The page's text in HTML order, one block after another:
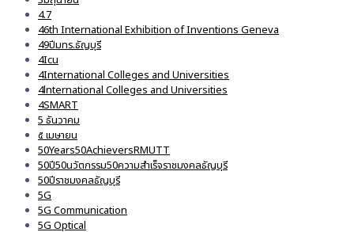
4.7
46th International Exhibition of Inventions Geneva
49ปีมทร.ธัญบุรี
4Icu
4International Colleges and Universities
4lnternational Colleges and Universities
4SMART
5 ธันวาคม
๕ เมษายน
50Years50AchieversRMUTT
50ปี50นวัตกรรม50ความสำเร็จราชมงคลธัญบุรี
50ปีราชมงคลธัญบุรี
5G
5G Communication
5G Optical